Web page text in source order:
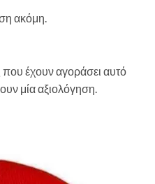
ακόμη.
έχουν αγοράσει αυτό
μία αξιολόγηση.